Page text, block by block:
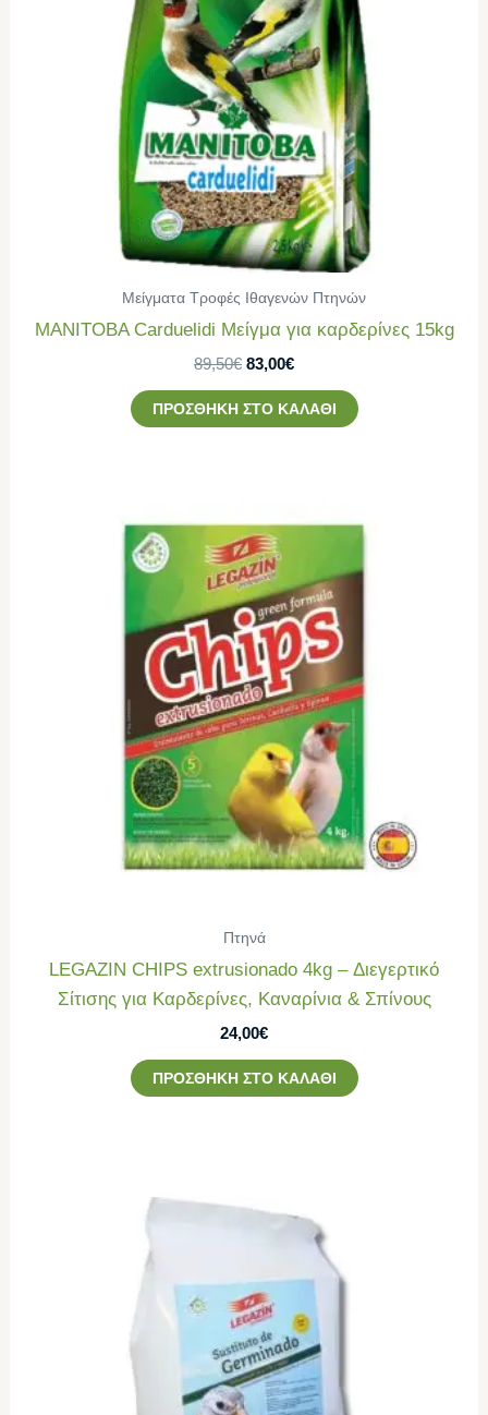
Μείγματα Τροφές Ιθαγενών Πτηνών
MANITOBA Carduelidi Μείγμα για καρδερίνες 15kg
89,50€ 83,00€
ΠΡΟΣΘΉΚΗ ΣΤΟ ΚΑΛΆΘΙ
Πτηνά
LEGAZIN CHIPS extrusionado 4kg – Διεγερτικό
Σίτισης για Καρδερίνες, Καναρίνια & Σπίνους
24,00€
ΠΡΟΣΘΉΚΗ ΣΤΟ ΚΑΛΆΘΙ